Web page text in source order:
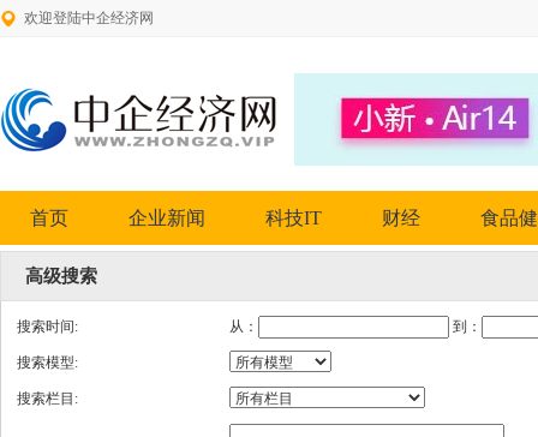
欢迎登陆中企经济网
首页 企业新闻 科技IT 财经 食品
高级搜索
搜索时间: 从： 到：
搜索模型:
搜索栏目: